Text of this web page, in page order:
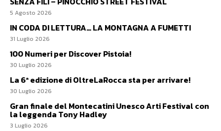
5 Agosto 2026
IN CODA DI LETTURA… LA MONTAGNA A FUMETTI
31 Luglio 2026
100 Numeri per Discover Pistoia!
30 Luglio 2026
La 6ª edizione di OltreLaRocca sta per arrivare!
30 Luglio 2026
Gran finale del Montecatini Unesco Arti Festival con
la leggenda Tony Hadley
3 Luglio 2026